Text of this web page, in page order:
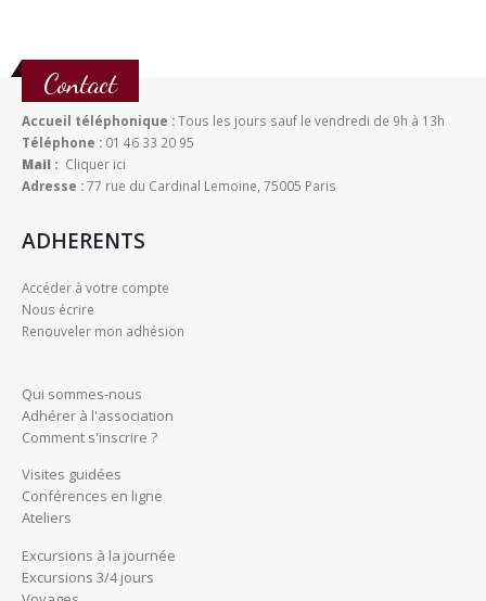
Contact
Accueil téléphonique :Tous les jours sauf le vendredi de 9h à 13h
Téléphone : 01 46 33 20 95
Mail : Cliquer ici
Adresse :77 rue du Cardinal Lemoine, 75005 Paris
ADHERENTS
Accéder à votre compte
Nous écrire
Renouveler mon adhésion
Qui sommes-nous
Adhérer à l'association
Comment s'inscrire ?
Visites guidées
Conférences en ligne
Ateliers
Excursions à la journée
Excursions 3/4 jours